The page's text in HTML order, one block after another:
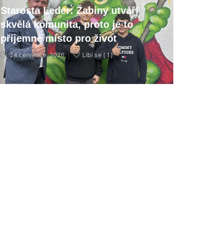
Starosta Leder: Žabiny utváří
skvělá komunita, proto je to
příjemné místo pro život
24 července, 2026 Líbí se ( 1 )